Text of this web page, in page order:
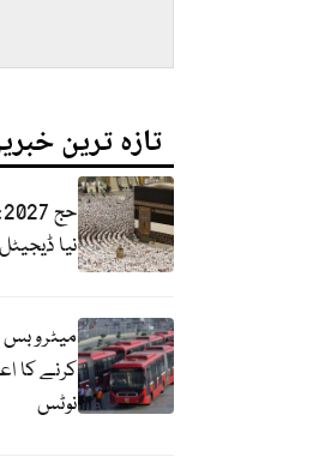
تازہ ترین
نیا
کرنے کا
نوٹس